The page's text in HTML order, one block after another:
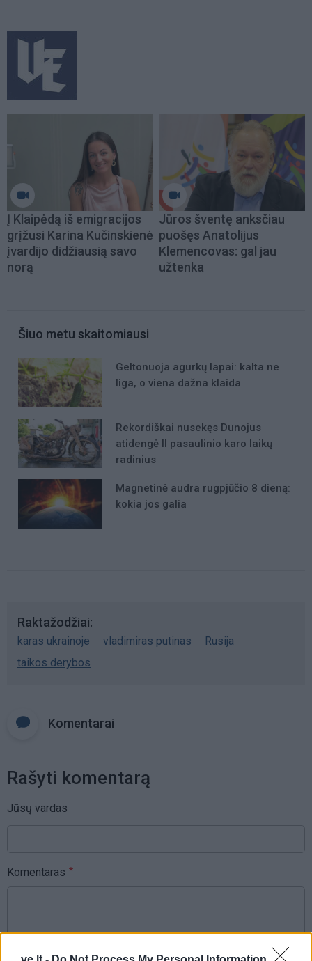
Į Klaipėdą iš emigracijos
grįžusi Karina Kučinskienė
įvardijo didžiausią savo
norą
Jūros šventę anksčiau
puošęs Anatolijus
Klemencovas: gal jau
užtenka
Šiuo metu skaitomiausi
Geltonuoja agurkų lapai: kalta ne
liga, o viena dažna klaida
Rekordiškai nusekęs Dunojus
atidengė II pasaulinio karo laikų
radinius
Magnetinė audra rugpjūčio 8 dieną:
kokia jos galia
Raktažodžiai
karas ukrainoje vladimiras putinas
Rusija
taikos derybos
Komentarai
Rašyti komentarą
Jūsų vardas
Komentaras